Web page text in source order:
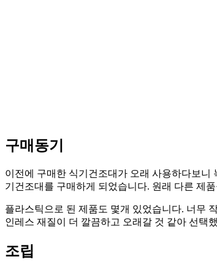
구매동기
이전에 구매한 식기건조대가 오래 사용하다보
기건조대를 구매하게 되었습니다. 원래 다른 제
플라스틱으로 된 제품도 몇개 있었습니다. 너무
인레스 재질이 더 깔끔하고 오래갈 것 같아 선택
조립